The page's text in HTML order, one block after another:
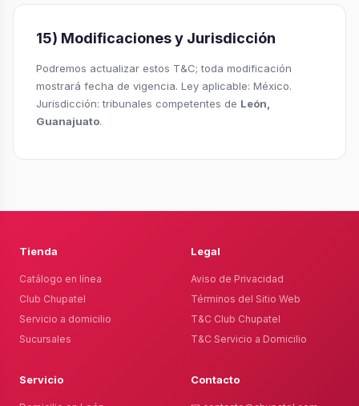
15) Modificaciones y Jurisdicción
Podremos actualizar estos T&C; toda modificación
mostrará fecha de vigencia. Ley aplicable: México.
Jurisdicción: tribunales competentes de León,
Guanajuato.
Tienda
Catálogo en línea
Club Chupatel
Servicio a domicilio
Sucursales
Legal
Aviso de Privacidad
Términos del Sitio Web
T&C Club Chupatel
T&C Servicio a Domicilio
Servicio Contacto